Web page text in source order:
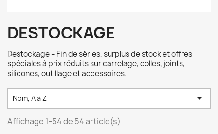
DESTOCKAGE
Destockage – Fin de séries, surplus de stock et offres
spéciales à prix réduits sur carrelage, colles, joints,
silicones, outillage et accessoires.
Nom, A à Z 
Affichage 1-54 de 54 article(s)